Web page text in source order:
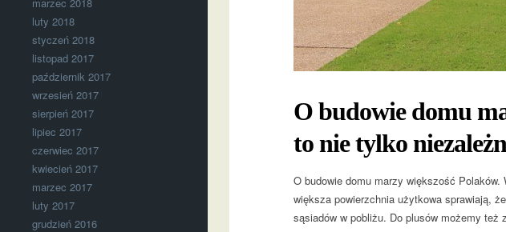
luty 2018
styczeń 2018
listopad 2017
październik 2017
wrzesień 2017
sierpień 2017
lipiec 2017
czerwiec 2017
kwiecień 2017
marzec 2017
luty 2017
grudzień 2016
O budowie domu
to nie tylko
O budowie domu marzy większość
większa powierzchnia użytkowa sprawiają,
sąsiadów w pobliżu. Do plusów możemy